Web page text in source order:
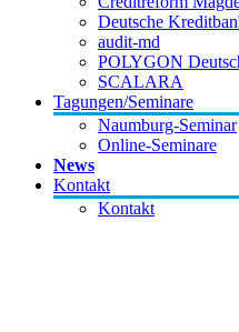
Deutsche
audit-md
POLYGON
SCALARA
Tagungen/Seminare
Naumburg-Seminar
Online-Seminare
News
Kontakt
Kontakt